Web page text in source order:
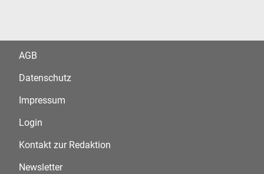
AGB
Datenschutz
Impressum
Login
Kontakt zur Redaktion
Newsletter